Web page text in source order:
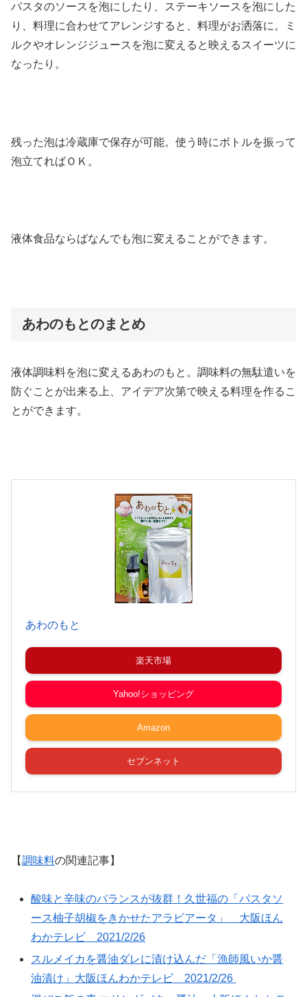
パスタのソースを泡にしたり、ステーキソースを泡にした
り、料理に合わせてアレンジすると、料理がお洒落に。ミ
ルクやオレンジジュースを泡に変えると映えるスイーツに
なったり。
残った泡は冷蔵庫で保存が可能。使う時にボトルを振って
泡立てればＯＫ。
液体食品ならばなんでも泡に変えることができます。
あわのもとのまとめ
液体調味料を泡に変えるあわのもと。調味料の無駄遣いを
防ぐことが出来る上、アイデア次第で映える料理を作るこ
とができます。
あわのもと
楽天市場
Yahoo!ショッピング
Amazon
セブンネット
【調味料の関連記事】
酸味と辛味のバランスが抜群！久世福の「パスタソ
ース柚子胡椒をきかせたアラビアータ」 大阪ほん
わかテレビ 2021/2/26
スルメイカを醤油ダレに漬け込んだ「漁師風いか醤
油漬け」大阪ほんわかテレビ 2021/2/26